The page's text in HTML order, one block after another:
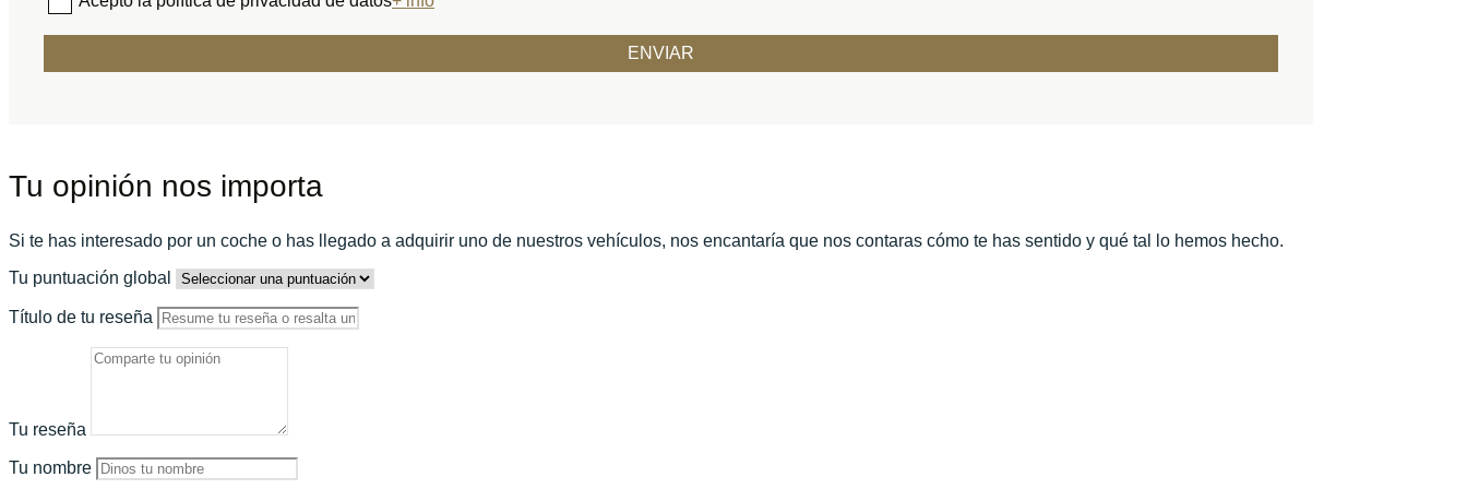
Tu opinión nos importa
Si te has interesado por un coche o has llegado a adquirir uno de nuestros vehículos, nos encantaría que nos contaras cómo te has sentido y qué tal lo hemos hecho.
Tu puntuación global
Título de tu reseña
Tu reseña
Tu nombre